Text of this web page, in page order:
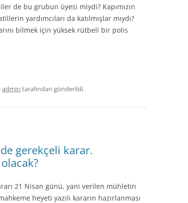
de bu grubun üyesi miydi? Kapımızın
yardımcıları da katılmışlar mıydı?
bilmek için yüksek rütbeli bir polis
admin tarafından gönderildi.
gerekçeli karar.
21 Nisan günü, yani verilen mühletin
heyeti yazılı kararın hazırlanması